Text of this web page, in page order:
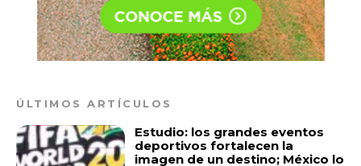
ÚLTIMOS ARTÍCULOS
Estudio: los grandes eventos
deportivos fortalecen la
imagen de un destino; México lo